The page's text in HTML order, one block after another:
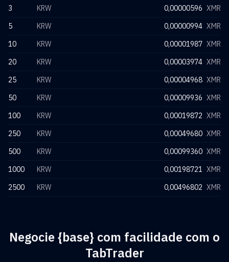
3
KRW 0,00000596 XMR
5
KRW 0,00000994 XMR
10
KRW 0,00001987 XMR
20
KRW 0,00003974 XMR
25
KRW 0,00004968 XMR
50
KRW 0,00009936 XMR
100
KRW 0,00019872 XMR
250
KRW 0,00049680 XMR
500
KRW 0,00099360 XMR
1000
KRW 0,00198721 XMR
2500
KRW 0,00496802 XMR
Negocie {base} com facilidade com o
TabTrader